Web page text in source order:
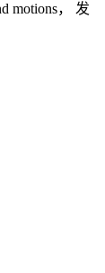
motions， 发